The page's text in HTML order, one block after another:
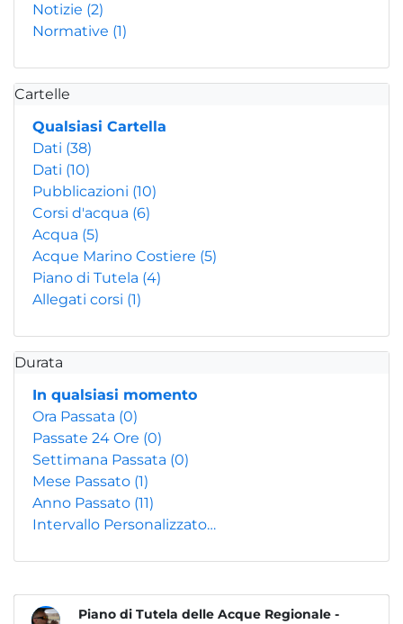
Notizie (2)
Normative (1)
Cartelle
Qualsiasi Cartella
Dati (38)
Dati (10)
Pubblicazioni (10)
Corsi d'acqua (6)
Acqua (5)
Acque Marino Costiere (5)
Piano di Tutela (4)
Allegati corsi (1)
Durata
In qualsiasi momento
Ora Passata (0)
Passate 24 Ore (0)
Settimana Passata (0)
Mese Passato (1)
Anno Passato (11)
Intervallo Personalizzato…
Piano di Tutela delle Acque Regionale -